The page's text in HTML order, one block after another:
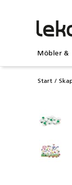
Möbler &
Start